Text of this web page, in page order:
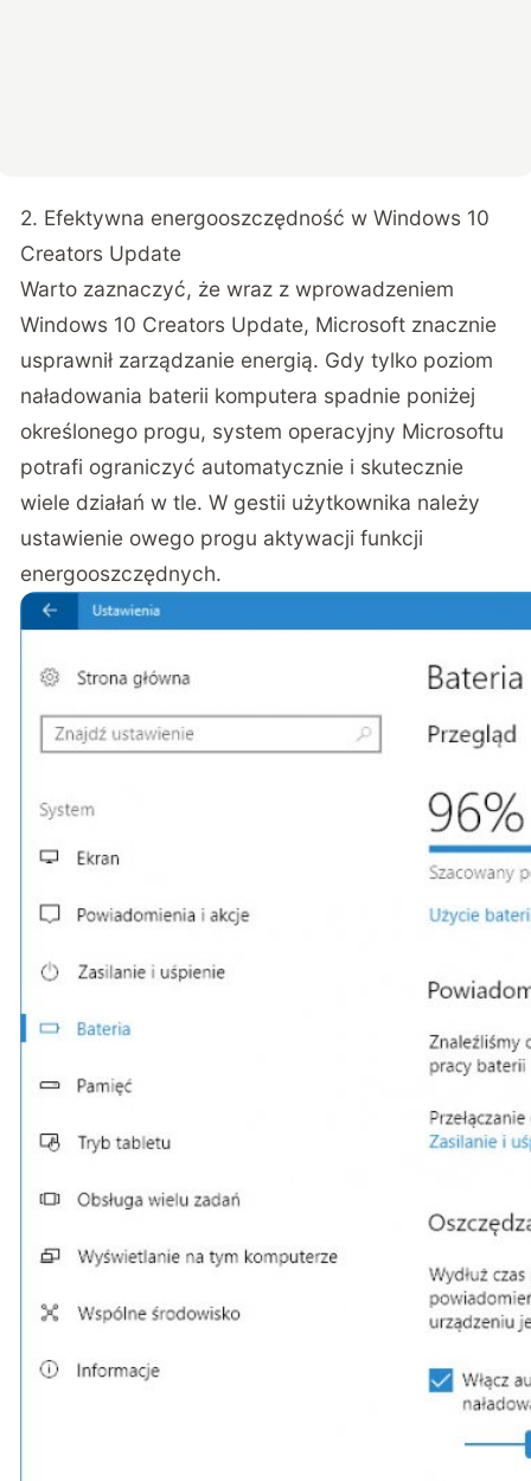
2. Efektywna energooszczędność w Windows 10
Creators Update
Warto zaznaczyć, że wraz z wprowadzeniem
Windows 10 Creators Update, Microsoft znacznie
usprawnił zarządzanie energią. Gdy tylko poziom
naładowania baterii komputera spadnie poniżej
określonego progu, system operacyjny Microsoftu
potrafi ograniczyć automatycznie i skutecznie
wiele działań w tle. W gestii użytkownika należy
ustawienie owego progu aktywacji funkcji
energooszczędnych.